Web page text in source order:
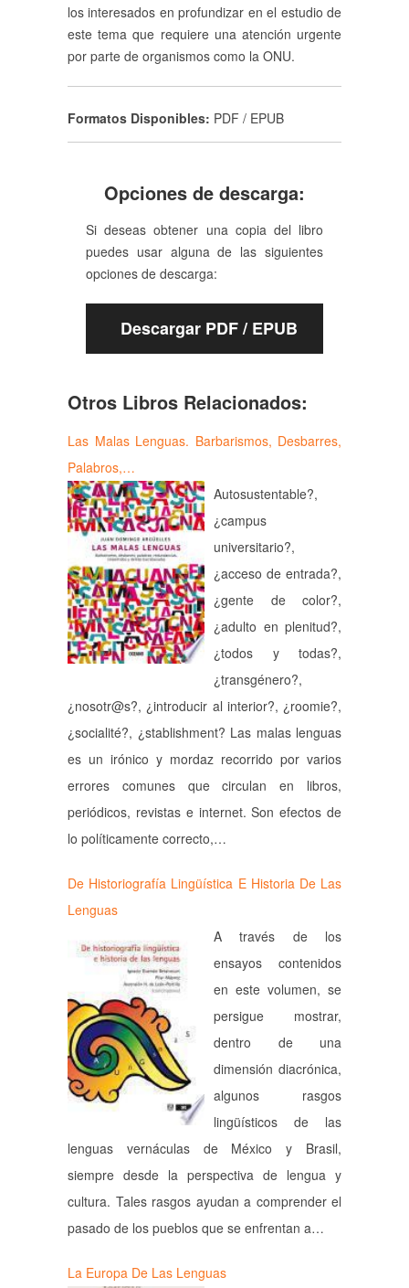
los interesados en profundizar en el estudio de
este tema que requiere una atención urgente
por parte de organismos como la ONU.
Formatos Disponibles: PDF / EPUB
Opciones de descarga:
Si deseas obtener una copia del libro
puedes usar alguna de las siguientes
opciones de descarga:
Descargar PDF / EPUB
Otros Libros Relacionados:
Las Malas Lenguas. Barbarismos, Desbarres,
Palabros,…
Autosustentable?,
¿campus
universitario?,
¿acceso de entrada?,
¿gente de color?,
¿adulto en plenitud?,
¿todos y todas?,
¿transgénero?,
¿nosotr@s?, ¿introducir al interior?, ¿roomie?,
¿socialité?, ¿stablishment? Las malas lenguas
es un irónico y mordaz recorrido por varios
errores comunes que circulan en libros,
periódicos, revistas e internet. Son efectos de
lo políticamente correcto,…
De Historiografía Lingüística E Historia De Las
Lenguas
A través de los
ensayos contenidos
en este volumen, se
persigue mostrar,
dentro de una
dimensión diacrónica,
algunos rasgos
lingüísticos de las
lenguas vernáculas de México y Brasil,
siempre desde la perspectiva de lengua y
cultura. Tales rasgos ayudan a comprender el
pasado de los pueblos que se enfrentan a…
La Europa De Las Lenguas